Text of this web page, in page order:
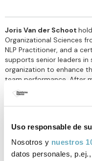
Uso responsable de
Nosotros y nuestros
datos personales,
Joris Van der Schoot
Organizational Sciences
NLP Practitioner, and a
supports senior leaders in
organization to enhance
team performance. After
at Pepsi-Co, Procter &
transitioned into
and implements the